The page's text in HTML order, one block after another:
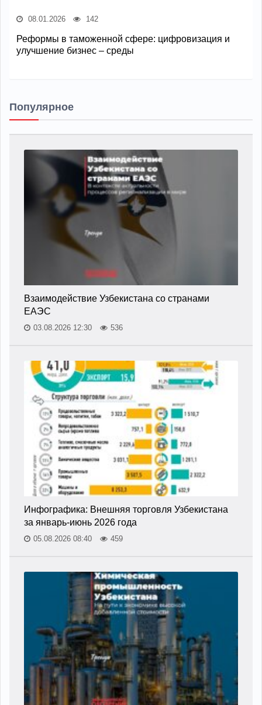
08.01.2026 142
Реформы в таможенной сфере: цифровизация и
улучшение бизнес – среды
Популярное
Взаимодействие Узбекистана со странами
ЕАЭС
03.08.2026 12:30 536
Инфографика: Внешняя торговля Узбекистана
за январь-июнь 2026 года
05.08.2026 08:40 459